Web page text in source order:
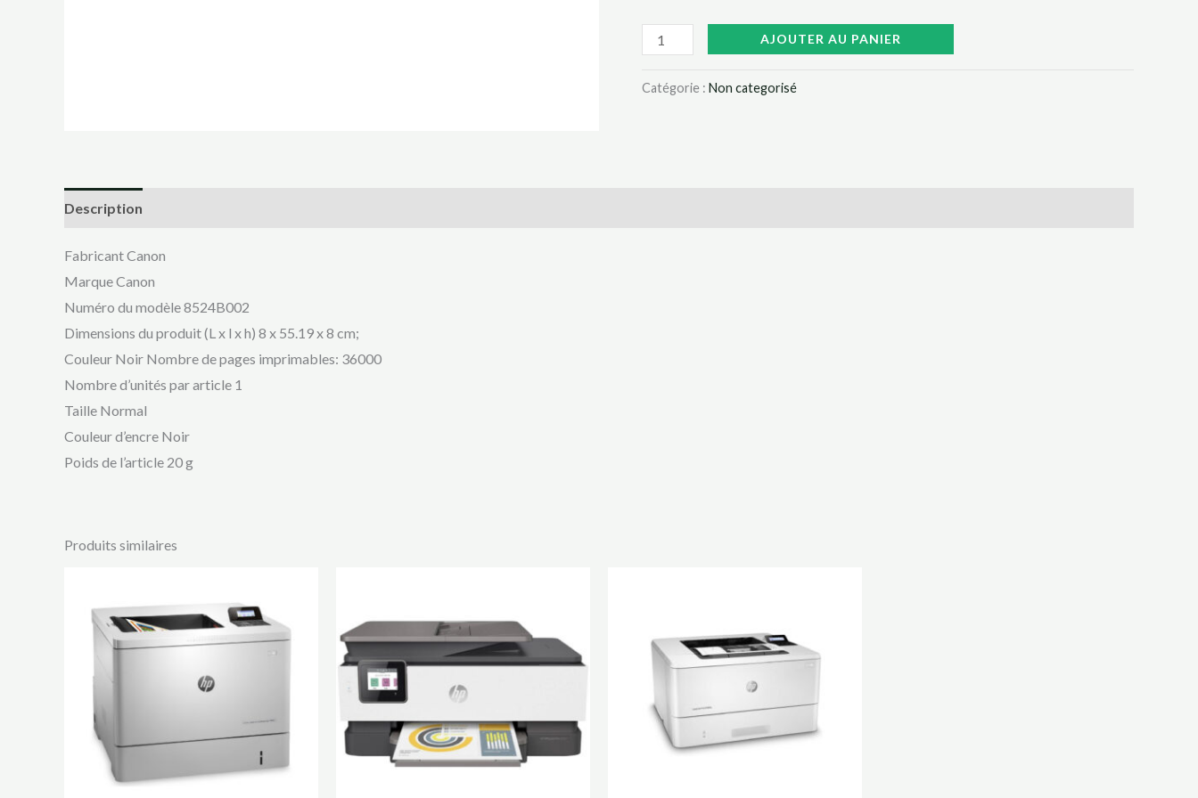
NOIR
TRES
AJOUTER AU PANIER
Catégorie : Non categorisé
Description
Fabricant ‎Canon
Marque ‎Canon
Numéro du modèle ‎8524B002
Dimensions du produit (L x l x h) ‎8 x 55.19 x 8 cm;
Couleur ‎Noir Nombre de pages imprimables: 36000
Nombre d’unités par article ‎1
Taille ‎Normal
Couleur d’encre ‎Noir
Poids de l’article ‎20 g
Produits similaires